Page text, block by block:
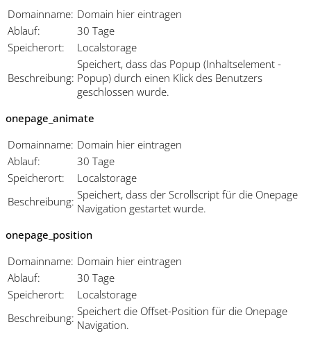
Domainname: Domain hier eintragen
Ablauf:
30 Tage
Speicherort:
Localstorage
Beschreibung:
Speichert, dass das Popup (Inhaltselement -
Popup) durch einen Klick des Benutzers
geschlossen wurde.
onepage_animate
Domainname: Domain hier eintragen
Ablauf:
30 Tage
Speicherort:
Localstorage
Beschreibung: Speichert, dass der Scrollscript für die Onepage
Navigation gestartet wurde.
onepage_position
Domainname: Domain hier eintragen
Ablauf:
30 Tage
Speicherort:
Localstorage
Beschreibung: Speichert die Offset-Position für die Onepage
Navigation.